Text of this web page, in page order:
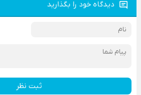
دیدگاه خود را بگذارید
ثبت نظر